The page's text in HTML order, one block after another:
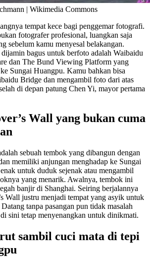
| Wikimedia Commons
tempat kece bagi penggemar fotografi.
fotografer profesional, luangkan saja
sebelum kamu menyesal belakangan.
bagus untuk berfoto adalah Waibaidu
dan The Bund Viewing Platform yang
Sungai Huangpu. Kamu bahkan bisa
Bridge dan mengambil foto dari atas
di depan patung Chen Yi, mayor pertama
Wall yang bukan cuma
sebuah tembok yang dibangun dengan
memiliki anjungan menghadap ke Sungai
untuk duduk sejenak atau mengambil
yang menarik. Awalnya, tembok ini
banjir di Shanghai. Seiring berjalannya
Wall justru menjadi tempat yang asyik untuk
tanpa pasangan pun tidak masalah
sini tetap menyenangkan untuk dinikmati.
sambil cuci mata di tepi